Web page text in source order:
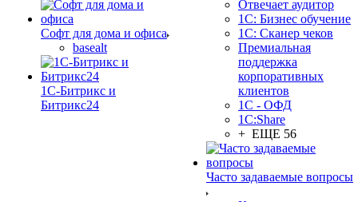
Софт для дома и офиса
basealt
1С-Битрикс и
Битрикс24
Отвечает аудитор
1С: Бизнес обучение
1С: Сканер чеков
Премиальная
поддержка
корпоративных
клиентов
1С - ОФД
1С:Share
+ ЕЩЕ 56
Часто задаваемые вопросы